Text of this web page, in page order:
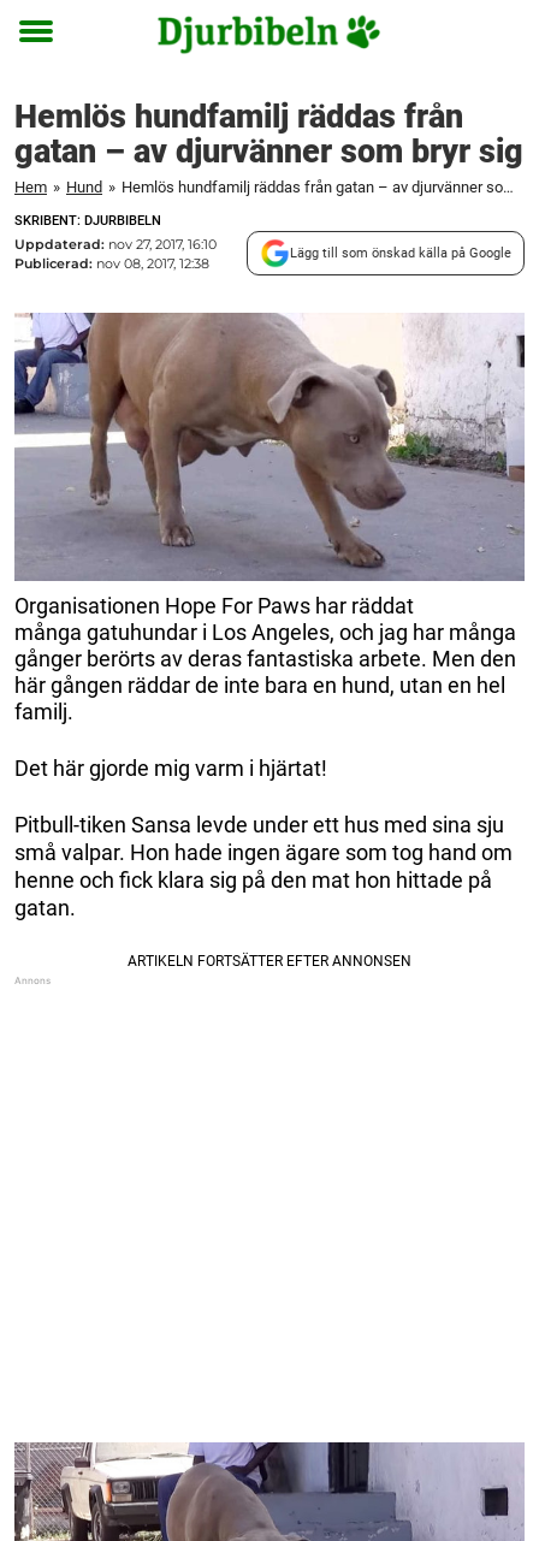
Toggle
Hemlös hundfamilj räddas från
gatan – av djurvänner som bryr sig
Hem » Hund » Hemlös hundfamilj räddas från gatan – av djurvänner som bryr sig
SKRIBENT: DJURBIBELN
Uppdaterad: nov 27, 2017, 16:10
Publicerad: nov 08, 2017, 12:38
Lägg till som önskad källa på Google
Organisationen Hope For Paws har räddat
många gatuhundar i Los Angeles, och jag har många
gånger berörts av deras fantastiska arbete. Men den
här gången räddar de inte bara en hund, utan en hel
familj.
Det här gjorde mig varm i hjärtat!
Pitbull-tiken Sansa levde under ett hus med sina sju
små valpar. Hon hade ingen ägare som tog hand om
henne och fick klara sig på den mat hon hittade på
gatan.